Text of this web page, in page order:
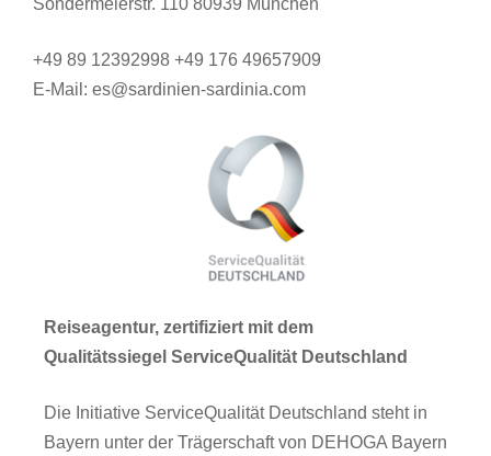
+49 89 12392998 +49 176 49657909
E-Mail: es@sardinien-sardinia.com
Reiseagentur, zertifiziert mit dem
Qualitätssiegel ServiceQualität Deutschland
Die Initiative ServiceQualität Deutschland steht in
Bayern unter der Trägerschaft von DEHOGA Bayern